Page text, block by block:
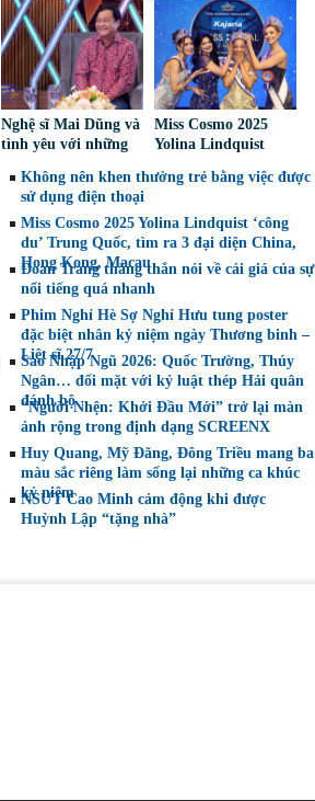
Nghệ sĩ Mai Dũng và
tình yêu với những
Miss Cosmo 2025
Yolina Lindquist
đại diện mới tranh
Không nên khen thưởng trẻ bằng việc được
sử dụng điện thoại
Miss Cosmo 2025 Yolina Lindquist ‘công
du’ Trung Quốc, tìm ra 3 đại diện China,
Hong Kong, Macau
Đoan Trang thẳng thắn nói về cái giá của sự
nổi tiếng quá nhanh
Phim Nghỉ Hè Sợ Nghỉ Hưu tung poster
đặc biệt nhân kỷ niệm ngày Thương binh –
Liệt sĩ 27/7
Sao Nhập Ngũ 2026: Quốc Trường, Thúy
Ngân… đối mặt với kỷ luật thép Hải quân
đánh bộ
“Người Nhện: Khởi Đầu Mới” trở lại màn
ảnh rộng trong định dạng SCREENX
Huy Quang, Mỹ Đăng, Đông Triều mang ba
màu sắc riêng làm sống lại những ca khúc
kỷ niệm
NSƯT Cao Minh cảm động khi được
Huỳnh Lập “tặng nhà”